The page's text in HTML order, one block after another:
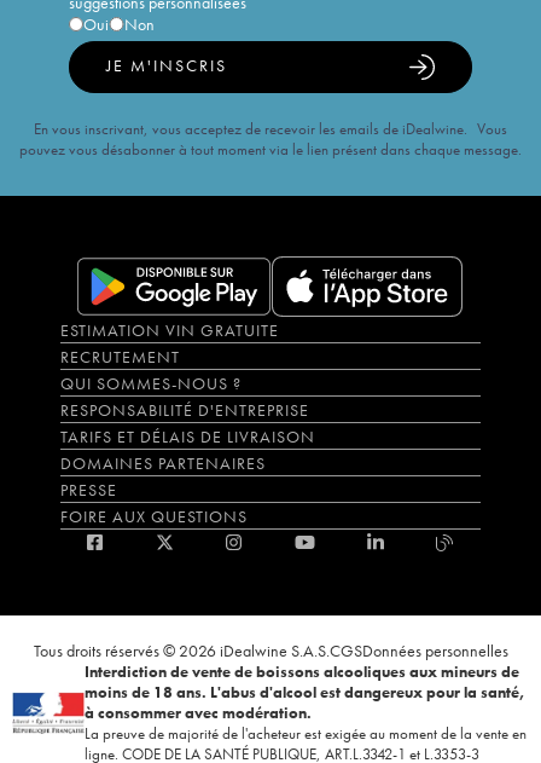
Oui
Non
JE M'INSCRIS
En vous inscrivant, vous acceptez de recevoir les emails de iDealwine. Vous
pouvez vous désabonner à tout moment via le lien présent dans chaque message.
ESTIMATION VIN GRATUITE
RECRUTEMENT
QUI SOMMES-NOUS ?
RESPONSABILITÉ D'ENTREPRISE
TARIFS ET DÉLAIS DE LIVRAISON
DOMAINES PARTENAIRES
PRESSE
FOIRE AUX QUESTIONS
Tous droits réservés © 2026 iDealwine S.A.S.CGSDonnées personnelles
Interdiction de vente de boissons alcooliques aux mineurs de
moins de 18 ans. L'abus d'alcool est dangereux pour la santé,
à consommer avec modération.
La preuve de majorité de l'acheteur est exigée au moment de la vente en
ligne. CODE DE LA SANTÉ PUBLIQUE, ART.L.3342-1 et L.3353-3